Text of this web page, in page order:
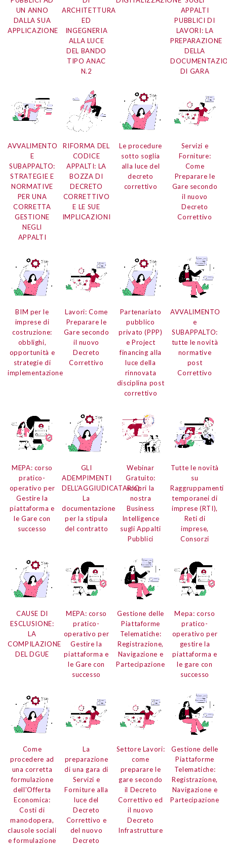
UN ANNO
DALLA SUA
APPLICAZIONE
ARCHITETTURA
ED
INGEGNERIA
ALLA LUCE
DEL BANDO
TIPO ANAC
N.2
APPALTI
PUBBLICI DI
LAVORI: LA
PREPARAZIONE
DELLA
DI GARA
AVVALIMENTO
E
SUBAPPALTO:
STRATEGIE E
NORMATIVE
PER UNA
CORRETTA
GESTIONE
NEGLI
APPALTI
RIFORMA DEL
CODICE
APPALTI: LA
BOZZA DI
DECRETO
CORRETTIVO
E LE SUE
IMPLICAZIONI
Le procedure
sotto soglia
alla luce del
decreto
correttivo
Servizi e
Forniture:
Come
Preparare le
Gare secondo
il nuovo
Decreto
Correttivo
BIM per le
imprese di
costruzione:
obblighi,
opportunità e
strategie di
implementazione
Lavori: Come
Preparare le
Gare secondo
il nuovo
Decreto
Correttivo
Partenariato
pubblico
privato (PPP)
e Project
financing alla
luce della
rinnovata
disciplina post
correttivo
AVVALIMENTO
e
SUBAPPALTO:
tutte le novità
normative
post
Correttivo
MEPA: corso
pratico-
operativo per
Gestire la
piattaforma e
le Gare con
successo
GLI
ADEMPIMENTI
DELL'AGGIUDICATARIO:
La
documentazione
per la stipula
del contratto
Webinar
Gratuito:
scopri la
nostra
Business
Intelligence
sugli Appalti
Pubblici
Tutte le novità
su
Raggruppamenti
temporanei di
imprese (RTI),
Reti di
imprese,
Consorzi
CAUSE DI
ESCLUSIONE:
LA
COMPILAZIONE
DEL DGUE
MEPA: corso
pratico-
operativo per
Gestire la
piattaforma e
le Gare con
successo
Gestione delle
Piattaforme
Telematiche:
Registrazione,
Navigazione e
Partecipazione
Mepa:corso
pratico-
operativo per
gestire la
piattaforma e
le gare con
successo
Come
procedere ad
una corretta
formulazione
dell'Offerta
Economica:
Costi di
manodopera,
clausole sociali
e formulazione
La
preparazione
di una gara di
Servizi e
Forniture alla
luce del
Decreto
Correttivo e
del nuovo
Decreto
Settore Lavori:
come
preparare le
gare secondo
il Decreto
Correttivo ed
il nuovo
Decreto
Infrastrutture
Gestione delle
Piattaforme
Telematiche:
Registrazione,
Navigazione e
Partecipazione